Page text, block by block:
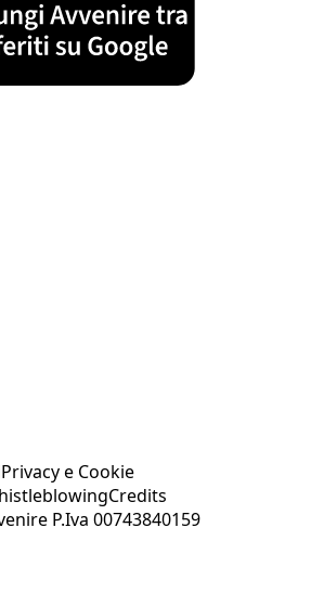
Privacy e Cookie
Credits
P.Iva 00743840159